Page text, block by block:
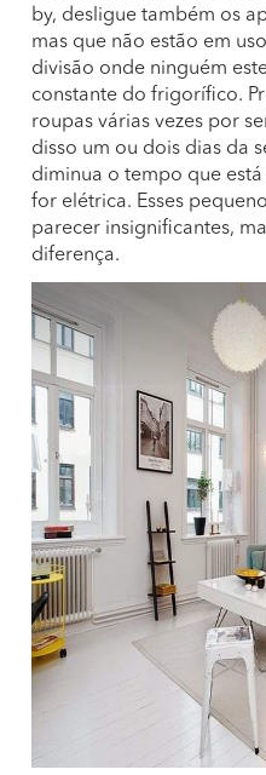
by, desligue também os
mas que não estão em
divisão onde ninguém
constante do frigorífico.
roupas várias vezes por
disso um ou dois dias da
diminua o tempo que
for elétrica. Esses
parecer insignificantes,
diferença.